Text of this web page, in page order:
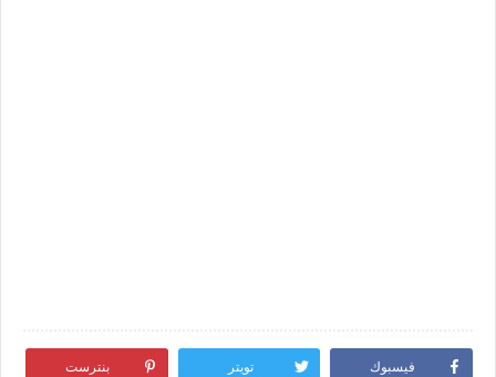
فيسبوك تويتر بنترست